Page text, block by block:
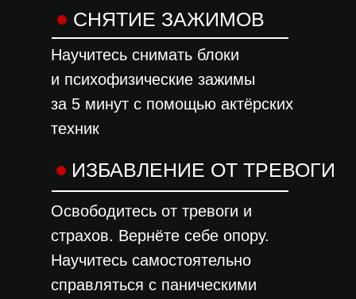
Освободитесь от тревоги и
страхов. Вернёте себе опору.
Научитесь самостоятельно
справляться с паническими
Научитесь снимать блоки
и психофизические зажимы
за 5 минут с помощью актёрских
техник
СНЯТИЕ ЗАЖИМОВ
ИЗБАВЛЕНИЕ ОТ ТРЕВОГИ